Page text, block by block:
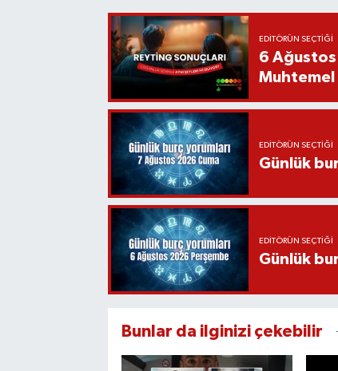
EDITÖRÜN SEÇTIĞI
6 Ağustos
Muhtemel
EDITÖRÜN SEÇTIĞI
Günlük
EDITÖRÜN SEÇTIĞI
Günlük
Bunlar da ilginizi çekebilir